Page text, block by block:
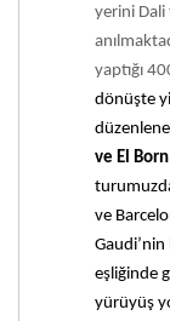
yerini Dali
yaptığı
dönüşte
ve El
ve
Gaudi’nin
eşliğinde
yürüyüş